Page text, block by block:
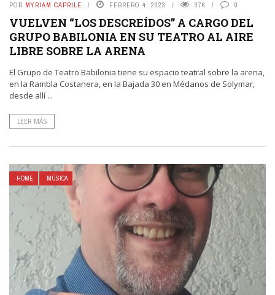
POR MYRIAM CAPRILE FEBRERO 4, 2023 376 0
VUELVEN “LOS DESCREÍDOS” A CARGO DEL
GRUPO BABILONIA EN SU TEATRO AL AIRE
LIBRE SOBRE LA ARENA
El Grupo de Teatro Babilonia tiene su espacio teatral sobre la arena,
en la Rambla Costanera, en la Bajada 30 en Médanos de Solymar,
desde allí ...
LEER MÁS
HOME MÚSICA